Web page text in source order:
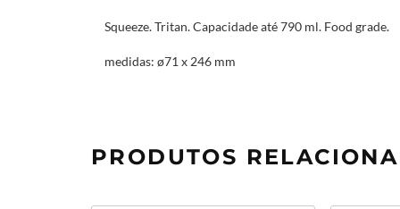
Squeeze. Tritan. Capacidade até 790 ml. Food grade.
medidas: ø71 x 246 mm
PRODUTOS